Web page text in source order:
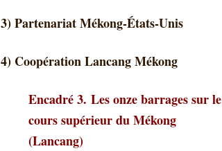
3) Partenariat Mékong-États-Unis
4) Coopération Lancang Mékong
Encadré 3. Les onze barrages sur le
cours supérieur du Mékong
(Lancang)